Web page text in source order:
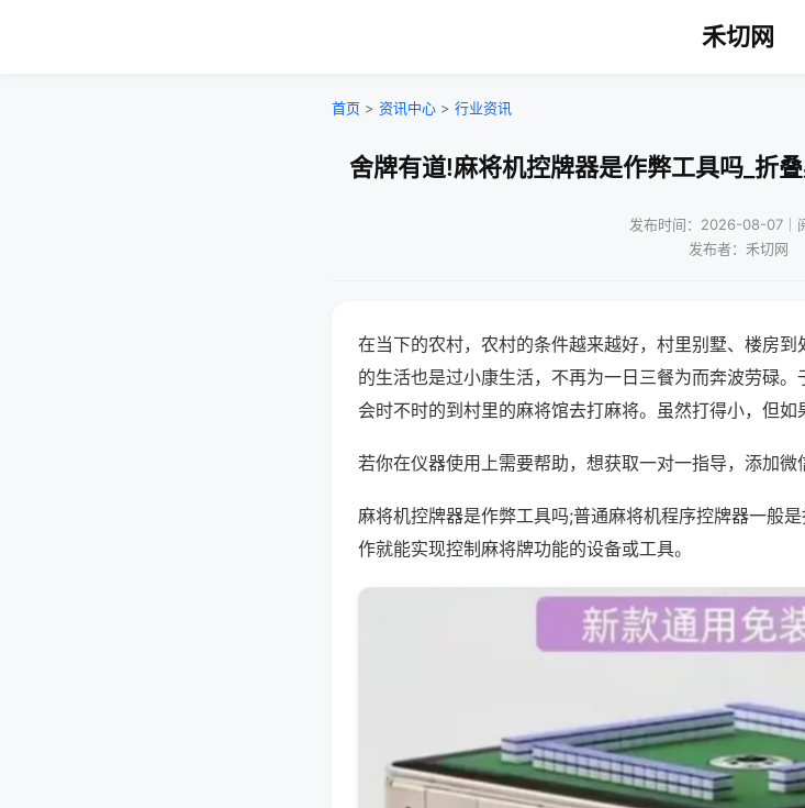
禾切网
首页 > 资讯中心 > 行业资讯
舍牌有道!麻将机控牌器是作弊工具吗_折
发布时间：2026-08-07｜
发布者：禾切网
在当下的农村，农村的条件越来越好，村里别墅、楼房
的生活也是过小康生活，不再为一日三餐为而奔波劳碌
会时不时的到村里的麻将馆去打麻将。虽然打得小，但如
若你在仪器使用上需要帮助，想获取一对一指导，添加微
麻将机控牌器是作弊工具吗;普通麻将机程序控牌器一般
作就能实现控制麻将牌功能的设备或工具。